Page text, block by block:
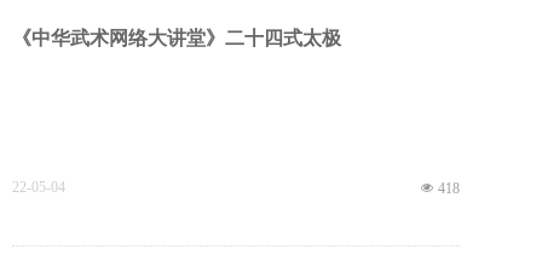
《中华武术网络大讲堂》二十四式太极
넶 418
22-05-04